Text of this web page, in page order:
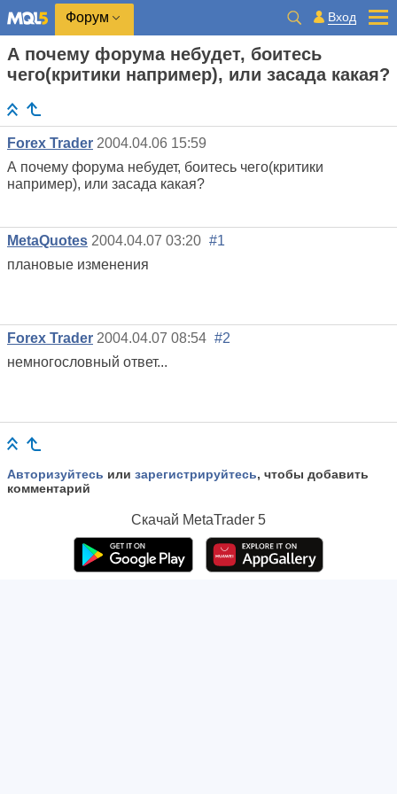
Форум Вход
А почему форума небудет, боитесь
чего(критики например), или засада какая?
Forex Trader 2004.04.06 15:59
А почему форума небудет, боитесь чего(критики
например), или засада какая?
MetaQuotes 2004.04.07 03:20 #1
плановые изменения
Forex Trader 2004.04.07 08:54 #2
немногословный ответ...
Авторизуйтесь или зарегистрируйтесь, чтобы добавить
комментарий
Скачай MetaTrader 5